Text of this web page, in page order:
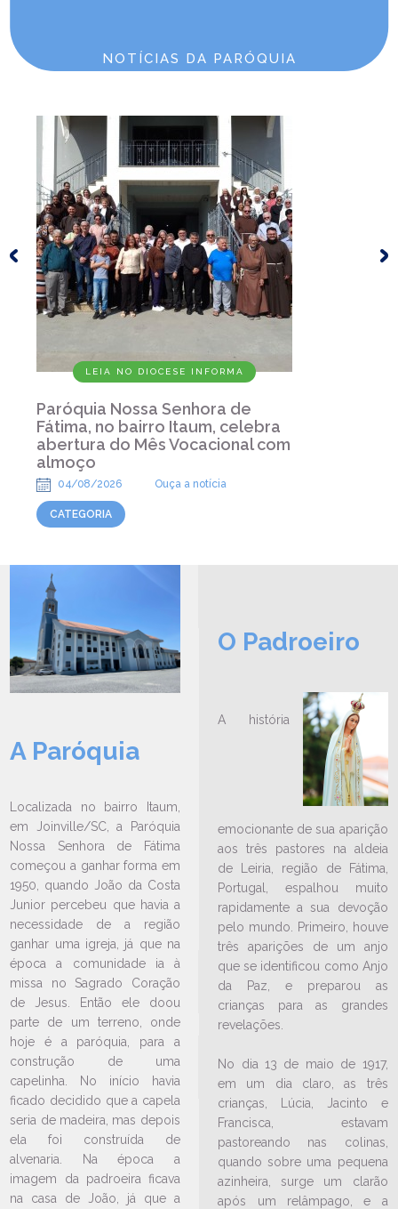
NOTÍCIAS DA PARÓQUIA
LEIA NO DIOCESE INFORMA
Paróquia Nossa Senhora de
Fátima, no bairro Itaum, celebra
abertura do Mês Vocacional com
almoço
04/08/2026 Ouça a notícia
CATEGORIA
Encontro Comarcal do GBR
(Comarca Sul) está marcado
para este mês, em Joinville
12/03/2026 Ouça a notícia
CATEGORIA
LEIA NO DIOCESE INFORMA
A Paróquia
Localizada no bairro Itaum,
em Joinville/SC, a Paróquia
Nossa Senhora de Fátima
começou a ganhar forma em
1950, quando João da Costa
Junior percebeu que havia a
necessidade de a região
ganhar uma igreja, já que na
época a comunidade ia à
missa no Sagrado Coração
de Jesus. Então ele doou
parte de um terreno, onde
hoje é a paróquia, para a
construção de uma
capelinha. No início havia
ficado decidido que a capela
seria de madeira, mas depois
ela foi construída de
alvenaria. Na época a
imagem da padroeira ficava
na casa de João, já que a
O Padroeiro
A história
emocionante de sua aparição
aos três pastores na aldeia
de Leiria, região de Fátima,
Portugal, espalhou muito
rapidamente a sua devoção
pelo mundo. Primeiro, houve
três aparições de um anjo
que se identificou como Anjo
da Paz, e preparou as
crianças para as grandes
revelações.
No dia 13 de maio de 1917,
em um dia claro, as três
crianças, Lúcia, Jacinto e
Francisca, estavam
pastoreando nas colinas,
quando sobre uma pequena
azinheira, surge um clarão
após um relâmpago, e a